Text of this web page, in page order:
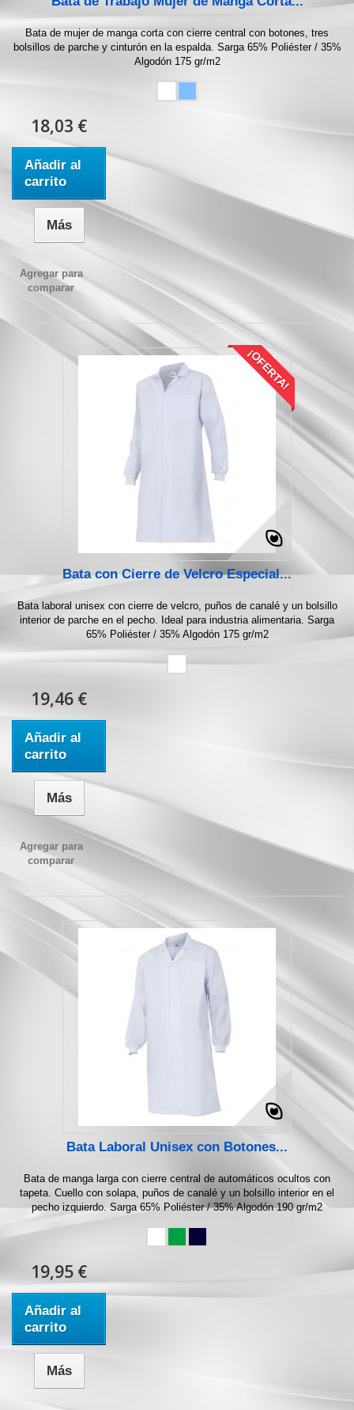
Bata de mujer de manga corta con cierre central con botones, tres
bolsillos de parche y cinturón en la espalda. Sarga 65% Poliéster / 35%
Algodón 175 gr/m2
18,03 €
Añadir al
carrito
Más
Agregar para
comparar
¡OFERTA!
Bata con Cierre de Velcro Especial...
Bata laboral unisex con cierre de velcro, puños de canalé y un bolsillo
interior de parche en el pecho. Ideal para industria alimentaria. Sarga
65% Poliéster / 35% Algodón 175 gr/m2
19,46 €
Añadir al
carrito
Más
Agregar para
comparar
Bata Laboral Unisex con Botones...
Bata de manga larga con cierre central de automáticos ocultos con
tapeta. Cuello con solapa, puños de canalé y un bolsillo interior en el
pecho izquierdo. Sarga 65% Poliéster / 35% Algodón 190 gr/m2
19,95 €
Añadir al
carrito
Más